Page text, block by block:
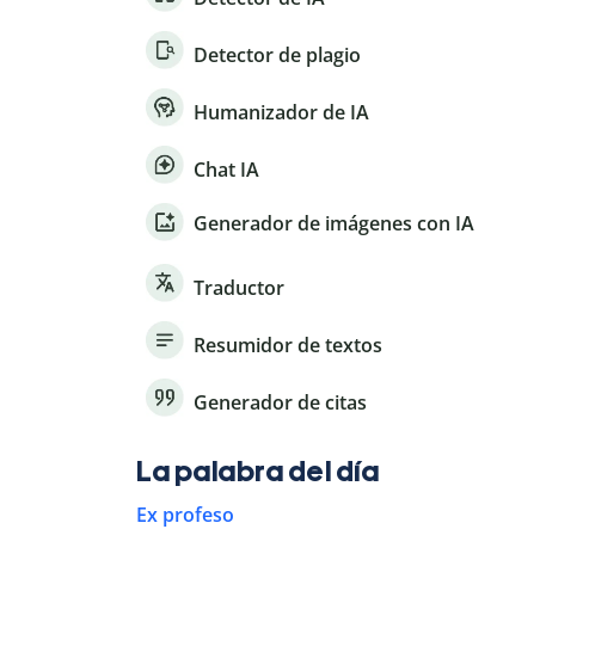
Detector de plagio
Humanizador de IA
Chat IA
Generador de imágenes con IA
Traductor
Resumidor de textos
Generador de citas
La palabra del día
Ex profeso